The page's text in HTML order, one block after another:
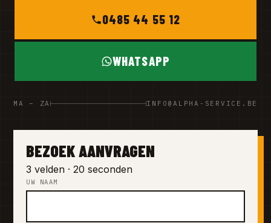
0485 44 55 12
WHATSAPP
MA – ZA INFO@ALPHA-SERVICE.BE
BEZOEK AANVRAGEN
3 velden · 20 seconden
UW NAAM